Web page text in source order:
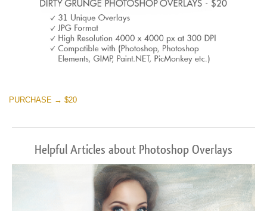
PURCHASE → $20
Helpful Articles about Photoshop Overlays